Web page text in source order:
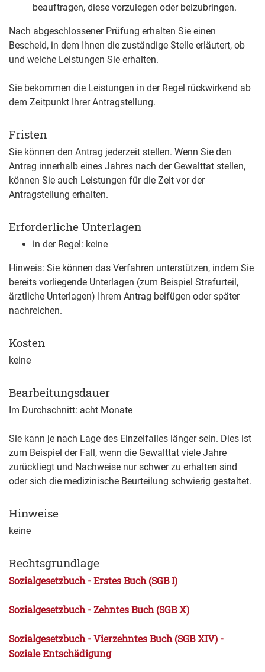
beauftragen, diese vorzulegen oder beizubringen.
Nach abgeschlossener Prüfung erhalten Sie einen
Bescheid, in dem Ihnen die zuständige Stelle erläutert, ob
und welche Leistungen Sie erhalten.
Sie bekommen die Leistungen in der Regel rückwirkend ab
dem Zeitpunkt Ihrer Antragstellung.
Fristen
Sie können den Antrag jederzeit stellen. Wenn Sie den
Antrag innerhalb eines Jahres nach der Gewalttat stellen,
können Sie auch Leistungen für die Zeit vor der
Antragstellung erhalten.
Erforderliche Unterlagen
in der Regel: keine
Hinweis: Sie können das Verfahren unterstützen, indem Sie
bereits vorliegende Unterlagen (zum Beispiel Strafurteil,
ärztliche Unterlagen) Ihrem Antrag beifügen oder später
nachreichen.
Kosten
keine
Bearbeitungsdauer
Im Durchschnitt: acht Monate
Sie kann je nach Lage des Einzelfalles länger sein. Dies ist
zum Beispiel der Fall, wenn die Gewalttat viele Jahre
zurückliegt und Nachweise nur schwer zu erhalten sind
oder sich die medizinische Beurteilung schwierig gestaltet.
Hinweise
keine
Rechtsgrundlage
Sozialgesetzbuch - Erstes Buch (SGB I)
Sozialgesetzbuch - Zehntes Buch (SGB X)
Sozialgesetzbuch - Vierzehntes Buch(SGB XIV) -
Soziale Entschädigung